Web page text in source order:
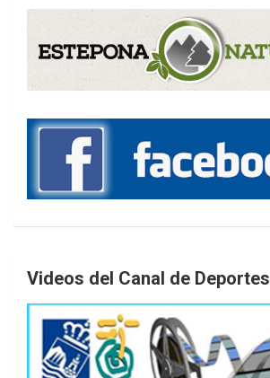
Videos del Canal de Deportes